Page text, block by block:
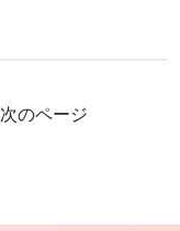
次のページ